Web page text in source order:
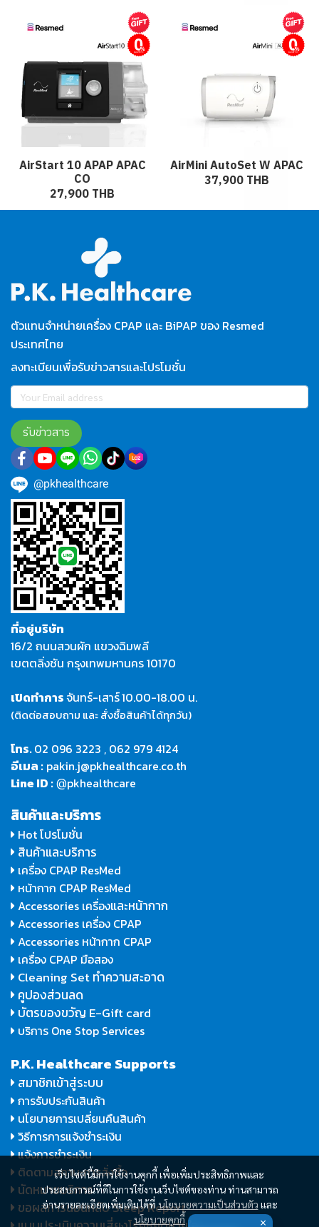
ผ่อนชำระ
AirStart 10 APAP APAC
CO
27,900 THB
ผ่อนชำระ
AirMini AutoSet W APAC
37,900 THB
เว็บไซต์นี้มีการใช้งานคุกกี้ เพื่อเพิ่มประสิทธิภาพและ
ประสบการณ์ที่ดีในการใช้งานเว็บไซต์ของท่าน ท่านสามารถ
อ่านรายละเอียดเพิ่มเติมได้ที่นโยบายความเป็นส่วนตัว และ
นโยบายคุกกี้
ตัวแทนจำหน่ายเครื่อง CPAP และ BiPAP ของ Resmed
ประเทศไทย
ลงทะเบียนเพื่อรับข่าวสารและโปรโมชั่น
รับข่าวสาร
@pkhealthcare
ที่อยู่บริษัท
16/2 ถนนสวนผัก แขวงฉิมพลี
เขตตลิ่งชัน กรุงเทพมหานคร 10170
เปิดทำการจันทร์-เสาร์10.00-18.00 น.
(ติดต่อสอบถาม และ สั่งซื้อสินค้าได้ทุกวัน)
โทร.02 096 3223 , 062 979 4124
อีเมล : pakin.j@pkhealthcare.co.th
Line ID : @pkhealthcare
สินค้าและบริการ
Hot โปรโมชั่น
สินค้าและบริการ
เครื่อง CPAP ResMed
หน้ากาก CPAP ResMed
Accessories เครื่องและหน้ากาก
Accessories เครื่อง CPAP
Accessories หน้ากาก CPAP
เครื่อง CPAP มือสอง
Cleaning Set ทำความสะอาด
คูปองส่วนลด
บัตรของขวัญ E-Gift card
บริการ One Stop Services
P.K. Healthcare Supports
สมาชิกเข้าสู่ระบบ
การรับประกันสินค้า
นโยบายการเปลี่ยนคืนสินค้า
วิธีการการแจ้งชำระเงิน
แจ้งการชำระเงิน
ติดตามสถานะการสั่งซื้อ
นัดหมายบริการ
ขอผลการนอนหลับ Sleep Report